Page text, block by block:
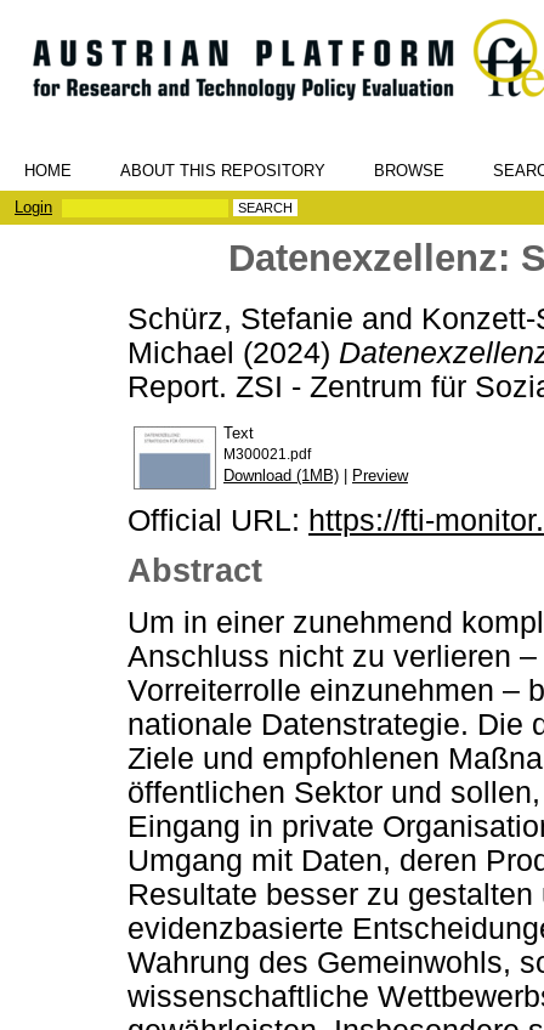
HOME ABOUT THIS REPOSITORY BROWSE
Login
Datenexzellenz:
Schürz, Stefanie and
Michael (2024)
Report. ZSI - Zentrum für
Text
M300021.pdf
Download (1MB) | Preview
Official URL: https://fti-
Abstract
Um in einer zunehmend
Anschluss nicht zu verlieren
Vorreiterrolle einzunehmen –
nationale Datenstrategie. Die
Ziele und empfohlenen
öffentlichen Sektor und
Eingang in private
Umgang mit Daten, deren
Resultate besser zu
evidenzbasierte
Wahrung des Gemeinwohls,
wissenschaftliche